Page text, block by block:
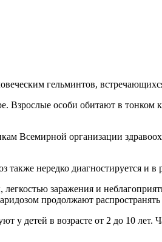
гельминтов,
Взрослые особи обитают в тонком
Всемирной организации
нередко диагностируется и в
заражения и
продолжают распространять
у детей в возрасте от 2 до 10 лет.